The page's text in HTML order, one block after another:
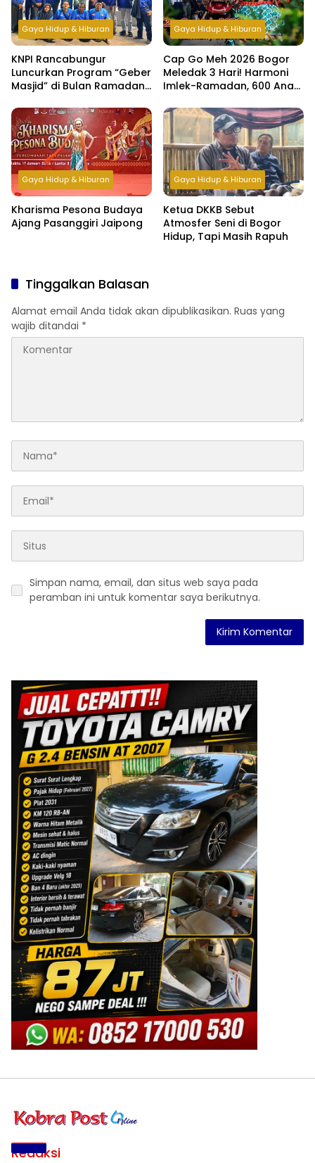
Gaya Hidup & Hiburan
KNPI Rancabungur
Luncurkan Program “Geber
Masjid” di Bulan Ramadan,
Kebersamaan Pemuda
Gaya Hidup & Hiburan
Cap Go Meh 2026 Bogor
Meledak 3 Hari! Harmoni
Imlek-Ramadan, 600 Anak
Gaya Hidup & Hiburan
Kharisma Pesona Budaya
Ajang Pasanggiri Jaipong
Gaya Hidup & Hiburan
Ketua DKKB Sebut
Atmosfer Seni di Bogor
Hidup, Tapi Masih Rapuh
Tinggalkan Balasan
Alamat email Anda tidak akan dipublikasikan. Ruas yang
wajib ditandai *
Simpan nama, email, dan situs web saya pada
peramban ini untuk komentar saya berikutnya.
Redaksi